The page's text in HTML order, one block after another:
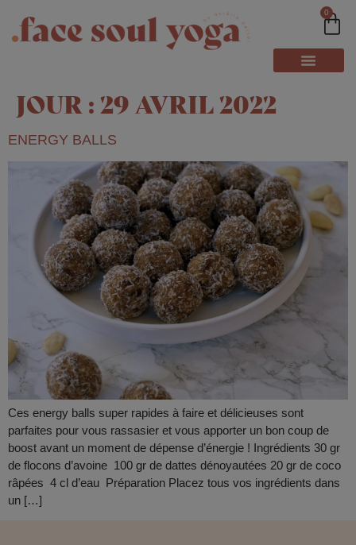
0
JOUR : 29 AVRIL 2022
ENERGY BALLS
Ces energy balls super rapides à faire et délicieuses sont
parfaites pour vous rassasier et vous apporter un bon coup de
boost avant un moment de dépense d’énergie ! Ingrédients 30 gr
de flocons d’avoine 100 gr de dattes dénoyautées 20 gr de coco
râpées 4 cl d’eau Préparation Placez tous vos ingrédients dans
un […]